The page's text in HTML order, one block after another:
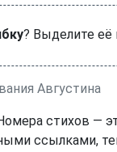
? Выделите её
Августина
стихов —
ссылками,